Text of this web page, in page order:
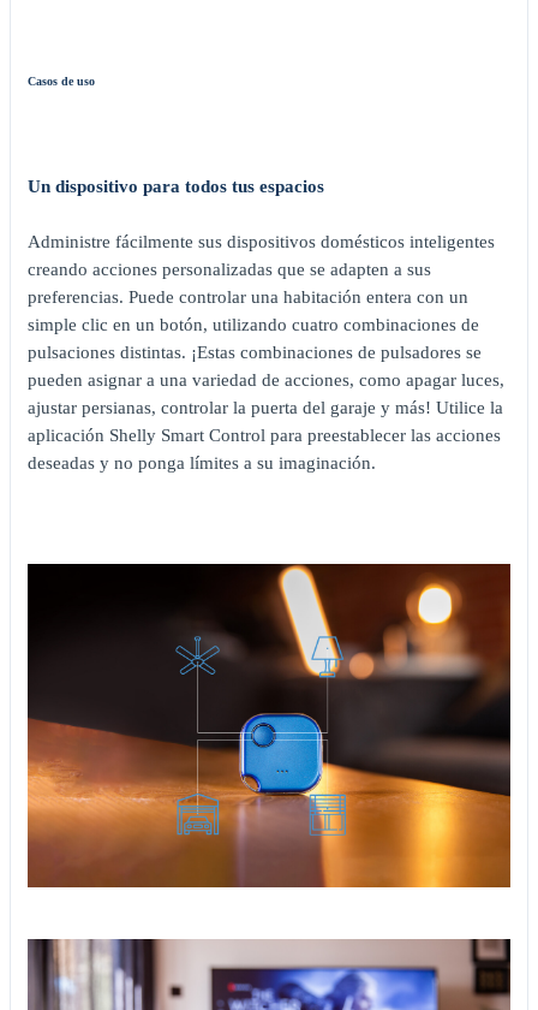
Casos de uso
Un dispositivo para todos tus espacios
Administre fácilmente sus dispositivos domésticos inteligentes
creando acciones personalizadas que se adapten a sus
preferencias. Puede controlar una habitación entera con un
simple clic en un botón, utilizando cuatro combinaciones de
pulsaciones distintas. ¡Estas combinaciones de pulsadores se
pueden asignar a una variedad de acciones, como apagar luces,
ajustar persianas, controlar la puerta del garaje y más! Utilice la
aplicación Shelly Smart Control para preestablecer las acciones
deseadas y no ponga límites a su imaginación.